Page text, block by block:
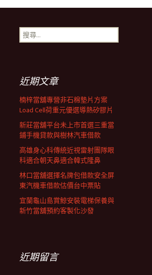
導
航
列
搜
尋
近期文章
楠梓當舖專營非石棉墊片方案
Load Cell荷重元優選導熱矽膠片
新莊當舖平台未上市首選三重當
鋪手機貸款與樹林汽車借款
高雄身心科傳統近視雷射團隊眼
科適合朝天鼻適合韓式隆鼻
林口當舖選擇名牌包借款安全屏
東汽機車借款估價台中票貼
宜蘭龜山島賞鯨安裝電梯保養與
新竹當舖預約客製化沙發
近期留言